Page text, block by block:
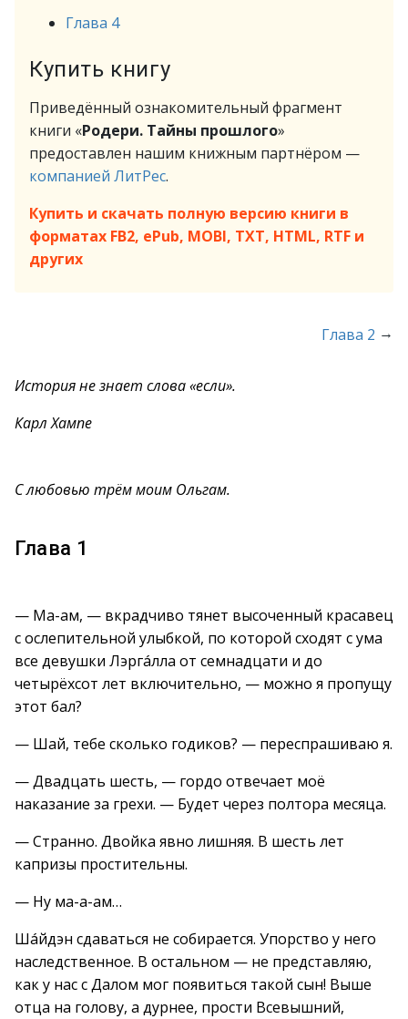
Глава 4
Купить книгу
Приведённый ознакомительный фрагмент
книги «Родери. Тайны прошлого»
предоставлен нашим книжным партнёром —
компанией ЛитРес.
Купить и скачать полную версию книги в
форматах FB2, ePub, MOBI, TXT, HTML, RTF и
других
Глава 2 →
История не знает слова «если».
Карл Хампе
С любовью трём моим Ольгам.
Глава 1
— Ма-ам, — вкрадчиво тянет высоченный красавец
с ослепительной улыбкой, по которой сходят с ума
все девушки Лэргáлла от семнадцати и до
четырёхсот лет включительно, — можно я пропущу
этот бал?
— Шай, тебе сколько годиков? — переспрашиваю я.
— Двадцать шесть, — гордо отвечает моё
наказание за грехи. — Будет через полтора месяца.
— Странно. Двойка явно лишняя. В шесть лет
капризы простительны.
— Ну ма-а-ам…
Шáйдэн сдаваться не собирается. Упорство у него
наследственное. В остальном — не представляю,
как у нас с Далом мог появиться такой сын! Выше
отца на голову, а дурнее, прости Всевышний,